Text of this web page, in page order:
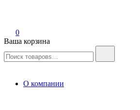
0
Ваша корзина
О компании